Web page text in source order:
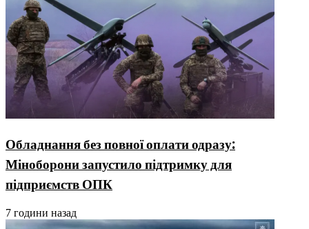
Обладнання без повної оплати одразу:
Міноборони запустило підтримку для
підприємств ОПК
7 години назад